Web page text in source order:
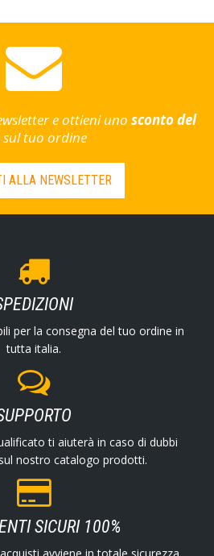
e ottieni uno sconto del
sul tuo ordine
ALLA NEWSLETTER
per la consegna del tuo ordine in
tutta italia.
ti aiuterà in caso di dubbi
nostro catalogo prodotti.
SICURI 100%